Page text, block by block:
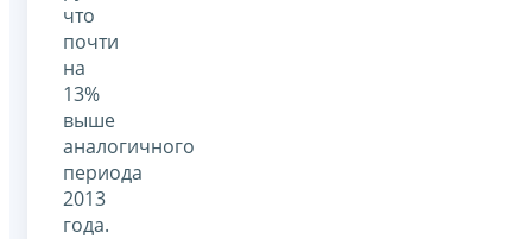
что
почти
на
13%
выше
аналогичного
периода
2013
года.